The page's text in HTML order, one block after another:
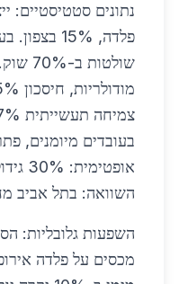
בעובדים מיומנים,
השוואה: בתל אביב מחירים 15%
השפעות גלובליות:
מכסים על פלדה